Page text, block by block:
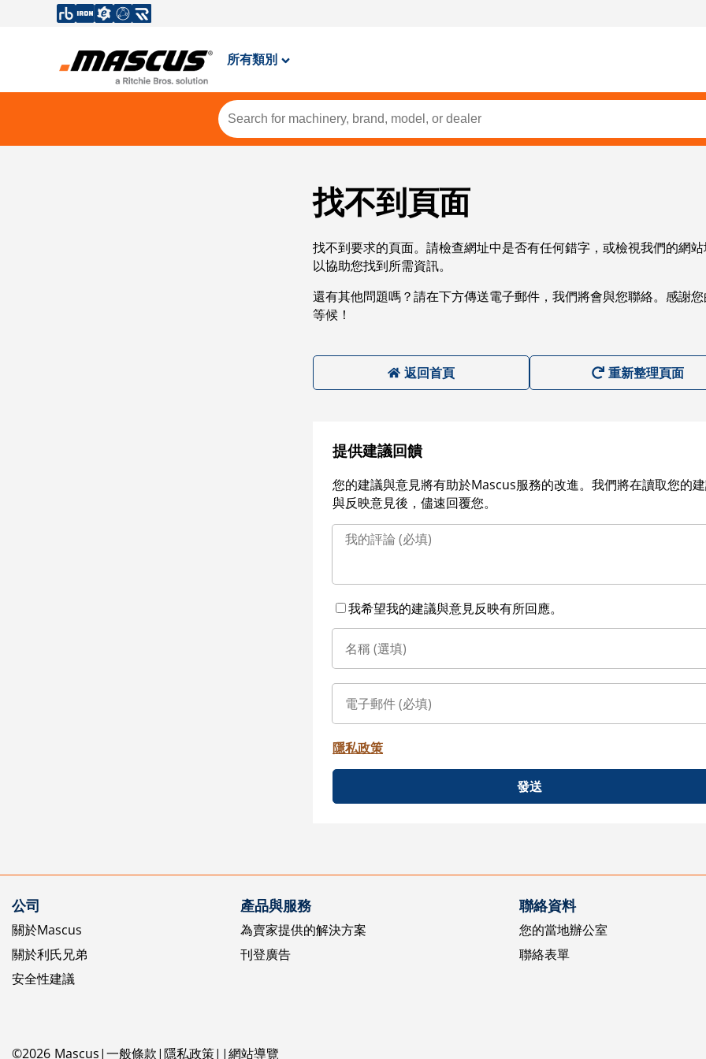
所有類別
找不到頁面
找不到要求的頁面。請檢查網址中是否有任何錯字，或檢視我們的網
以協助您找到所需資訊。
還有其他問題嗎？請在下方傳送電子郵件，我們將會與您聯絡。感謝
等候！
返回首頁 重新整理頁面
提供建議回饋
您的建議與意見將有助於Mascus服務的改進。我們將在讀取您的
與反映意見後，儘速回覆您。
我希望我的建議與意見反映有所回應。
隱私政策
發送
公司
關於Mascus
關於利氏兄弟
安全性建議
產品與服務
為賣家提供的解決方案
刊登廣告
聯絡資料
您的當地辦公室
聯絡表單
©2026 Mascus 一般條款 隱私政策 網站導覽